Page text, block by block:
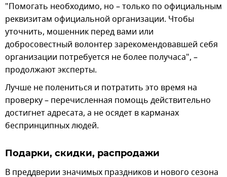
"Помогать необходимо, но – только по официальным
реквизитам официальной организации. Чтобы
уточнить, мошенник перед вами или
добросовестный волонтер зарекомендовавшей себя
организации потребуется не более получаса", –
продолжают эксперты.
Лучше не полениться и потратить это время на
проверку – перечисленная помощь действительно
достигнет адресата, а не осядет в карманах
беспринципных людей.
Подарки, скидки, распродажи
В преддверии значимых праздников и нового сезона